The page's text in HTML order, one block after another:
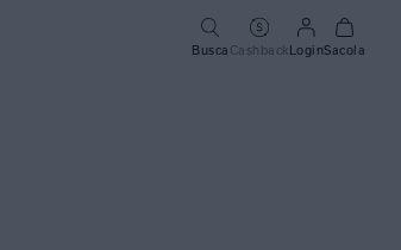
Busca CashbackLoginSacola